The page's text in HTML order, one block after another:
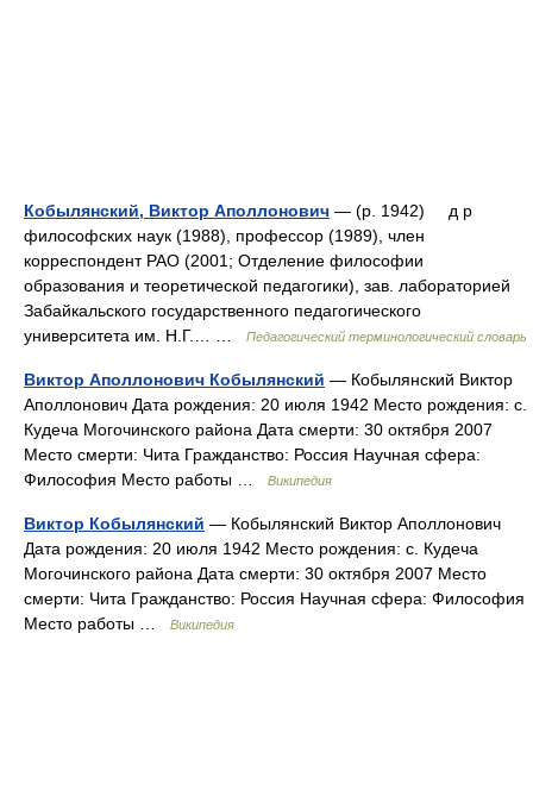
Кобылянский, Виктор Аполлонович — (р. 1942) д р
философских наук (1988), профессор (1989), член
корреспондент РАО (2001; Отделение философии
образования и теоретической педагогики), зав. лабораторией
Забайкальского государственного педагогического
университета им. Н.Г.… …
Педагогический терминологический словарь
Виктор Аполлонович Кобылянский — Кобылянский Виктор
Аполлонович Дата рождения: 20 июля 1942 Место рождения: с.
Кудеча Могочинского района Дата смерти: 30 октября 2007
Место смерти: Чита Гражданство: Россия Научная сфера:
Философия Место работы …
Википедия
Виктор Кобылянский — Кобылянский Виктор Аполлонович
Дата рождения: 20 июля 1942 Место рождения: с. Кудеча
Могочинского района Дата смерти: 30 октября 2007 Место
смерти: Чита Гражданство: Россия Научная сфера: Философия
Место работы …
Википедия